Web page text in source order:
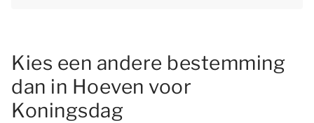
Kies een andere bestemming
dan in Hoeven voor
Koningsdag